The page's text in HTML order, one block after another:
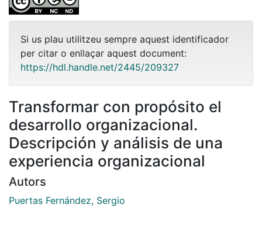
Si us plau utilitzeu sempre aquest identificador
per citar o enllaçar aquest document:
https://hdl.handle.net/2445/209327
Transformar con propósito el
desarrollo organizacional.
Descripción y análisis de una
experiencia organizacional
Autors
Puertas Fernández, Sergio